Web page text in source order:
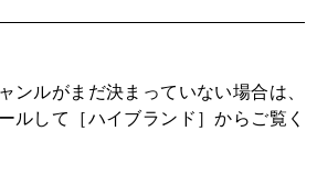
ンルがまだ決まっていない場合は、
ルして［ハイブランド］からご覧く